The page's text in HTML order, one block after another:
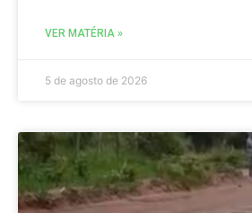
VER MATÉRIA »
5 de agosto de 2026